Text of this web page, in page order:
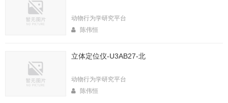
动物行为学研究平台
陈伟恒
立体定位仪-U3AB27-北
动物行为学研究平台
陈伟恒